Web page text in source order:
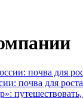
почва для роста